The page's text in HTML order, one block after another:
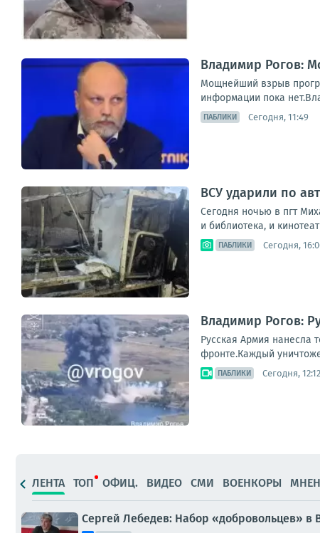
Владимир Рогов:
Мощнейший взрыв
информации пока
ПАБЛИКИ Сегодня, 11:49
ВСУ ударили по
Сегодня ночью в пгт
и библиотека, и
ПАБЛИКИ Сегодня,
Владимир Рогов:
Русская Армия нанесла
фронте.Каждый
ПАБЛИКИ Сегодня, 12:12
ЛЕНТА ТОП ОФИЦ. ВИДЕО СМИ ВОЕНКОРЫ
Сергей Лебедев: Набор «добровольцев» в